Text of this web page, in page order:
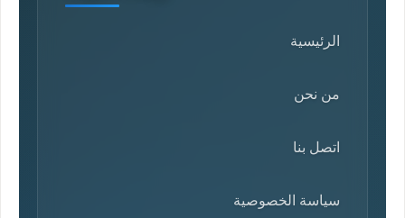
الرئيسية
من نحن
اتصل بنا
سياسة الخصوصية